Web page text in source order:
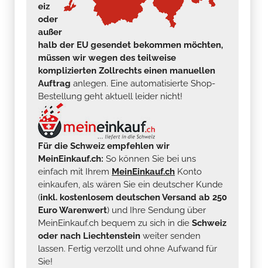
eiz
oder
außer
halb der EU gesendet bekommen möchten,
müssen wir wegen des teilweise
komplizierten Zollrechts einen manuellen
Auftrag anlegen. Eine automatisierte Shop-
Bestellung geht aktuell leider nicht!
Für die Schweiz empfehlen wir
MeinEinkauf.ch: So können Sie bei uns
einfach mit Ihrem MeinEinkauf.ch Konto
einkaufen, als wären Sie ein deutscher Kunde
(inkl. kostenlosem deutschen Versand ab 250
Euro Warenwert) und Ihre Sendung über
MeinEinkauf.ch bequem zu sich in die Schweiz
oder nach Liechtenstein weiter senden
lassen. Fertig verzollt und ohne Aufwand für
Sie!